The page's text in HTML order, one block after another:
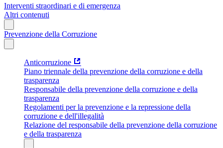
Interventi straordinari e di emergenza
Altri contenuti
Prevenzione della Corruzione
Anticorruzione
Piano triennale della prevenzione della corruzione e della
trasparenza
Responsabile della prevenzione della corruzione e della
trasparenza
Regolamenti per la prevenzione e la repressione della
corruzione e dell'illegalità
Relazione del responsabile della prevenzione della corruzione
e della trasparenza